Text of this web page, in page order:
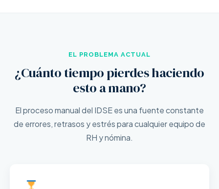
EL PROBLEMA ACTUAL
¿Cuánto tiempo pierdes haciendo
esto a mano?
El proceso manual del IDSE es una fuente constante
de errores, retrasos y estrés para cualquier equipo de
RH y nómina.